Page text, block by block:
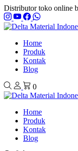
Distributor toko online
Home
Produk
Kontak
Blog
0
Home
Produk
Kontak
Blog